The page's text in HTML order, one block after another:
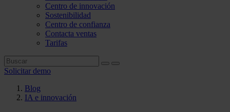
Centro de innovación
Sostenibilidad
Centro de confianza
Contacta ventas
Tarifas
Solicitar demo
Blog
IA e innovación